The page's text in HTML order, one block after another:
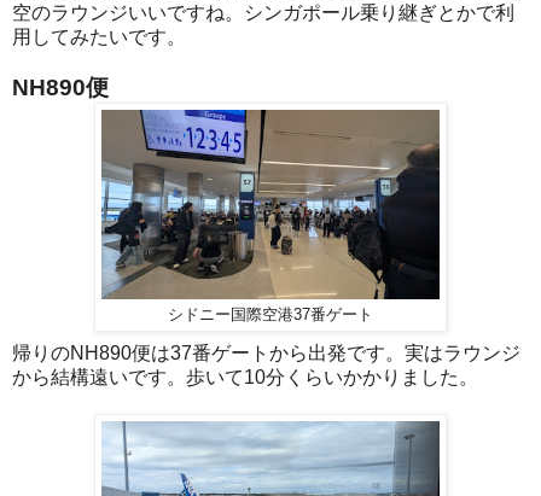
空のラウンジいいですね。シンガポール乗り継ぎとかで利
用してみたいです。
NH890便
シドニー国際空港37番ゲート
帰りのNH890便は37番ゲートから出発です。実はラウンジ
から結構遠いです。歩いて10分くらいかかりました。